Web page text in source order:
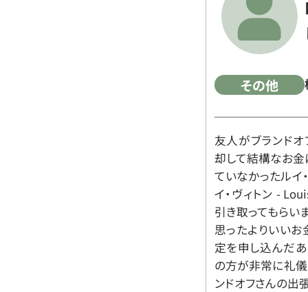
その他
友人がブランド
却して結構なお金
ていなかったルイ
イ・ヴィトン -
引き取ってもらい
思ったよりいいお
定を申し込んだ
の方が非常に礼儀
ンドオフさんの出